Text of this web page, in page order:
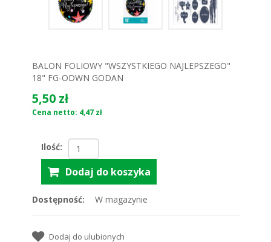
BALON FOLIOWY "WSZYSTKIEGO NAJLEPSZEGO"
18" FG-ODWN GODAN
5,50 zł
Cena netto: 4,47 zł
Ilość:
Dostępność: W magazynie